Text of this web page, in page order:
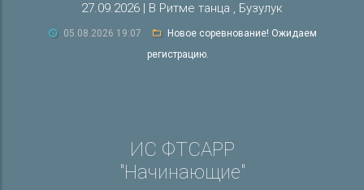
27.09.2026 | В Ритме танца , Бузулук
05.08.2026 19:07
Новое соревнование! Ожидаем
регистрацию.
ИС ФТСАРР
"Начинающие"